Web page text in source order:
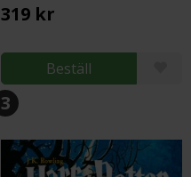
319 kr
Beställ
3